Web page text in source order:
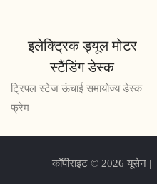
इलेक्ट्रिक ड्यूल मोटर
स्टैंडिंग डेस्क
ट्रिपल स्टेज ऊंचाई समायोज्य डेस्क
फ्रेम
कॉपीराइट © 2026 यूसेन |